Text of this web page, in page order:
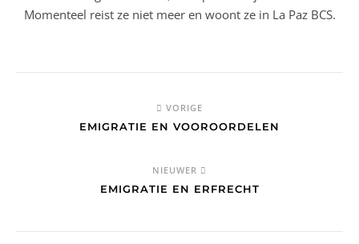
Momenteel reist ze niet meer en woont ze in La Paz BCS.
VORIGE
EMIGRATIE EN VOOROORDELEN
NIEUWER
EMIGRATIE EN ERFRECHT